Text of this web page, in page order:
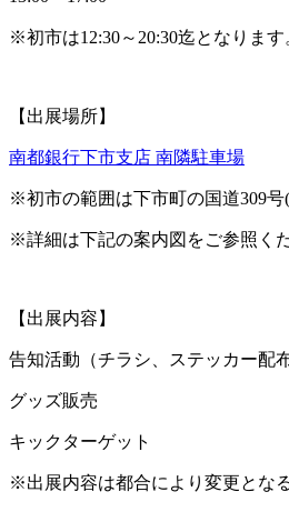
※初市は12:30～20:30迄となります
【出展場所】
南都銀行下市支店 南隣駐車場
※初市の範囲は下市町の国道309号
※詳細は下記の案内図をご参照くだ
【出展内容】
告知活動（チラシ、ステッカー配布
グッズ販売
キックターゲット
※出展内容は都合により変更とな